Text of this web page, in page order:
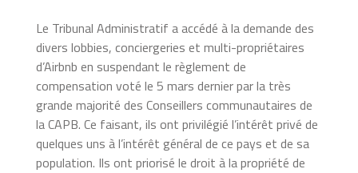
Le Tribunal Administratif a accédé à la demande des
divers lobbies, conciergeries et multi-propriétaires
d’Airbnb en suspendant le règlement de
compensation voté le 5 mars dernier par la très
grande majorité des Conseillers communautaires de
la CAPB. Ce faisant, ils ont privilégié l’intérêt privé de
quelques uns à l’intérêt général de ce pays et de sa
population. Ils ont priorisé le droit à la propriété de